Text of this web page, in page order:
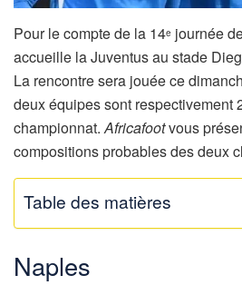
Pour le compte de la 14e journée
accueille la Juventus au stade
La rencontre sera jouée ce
deux équipes sont respectivement
championnat.Africafootvous
compositions probables des deux
Table des matières
Naples